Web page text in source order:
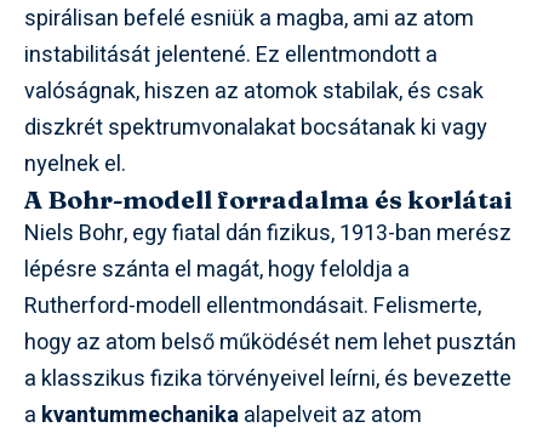
spirálisan befelé esniük a magba, ami az atom
instabilitását jelentené. Ez ellentmondott a
valóságnak, hiszen az atomok stabilak, és csak
diszkrét spektrumvonalakat bocsátanak ki vagy
nyelnek el.
A Bohr-modell forradalma és korlátai
Niels Bohr, egy fiatal dán fizikus, 1913-ban merész
lépésre szánta el magát, hogy feloldja a
Rutherford-modell ellentmondásait. Felismerte,
hogy az atom belső működését nem lehet pusztán
a klasszikus fizika törvényeivel leírni, és bevezette
a kvantummechanikaalapelveit az atom